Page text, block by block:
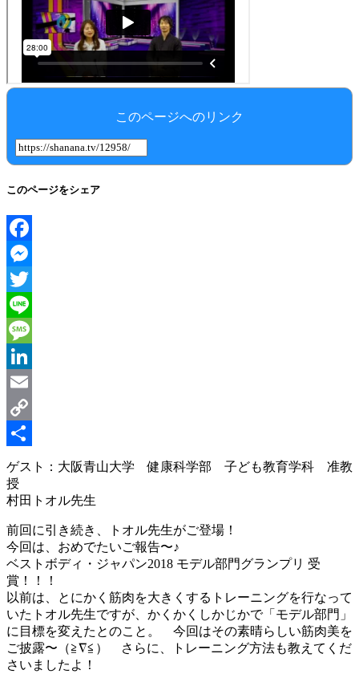
このページへのリンク
このページをシェア
Facebook
Messenger
Twitter
Line
Message
LinkedIn
Email
Copy
Link
共
有
ゲスト：大阪青山大学 健康科学部 子ども教育学科 准教
授
村田トオル先生
前回に引き続き、トオル先生がご登場！
今回は、おめでたいご報告〜♪
ベストボディ・ジャパン2018 モデル部門グランプリ 受
賞！！！
以前は、とにかく筋肉を大きくするトレーニングを行なって
いたトオル先生ですが、かくかくしかじかで「モデル部門」
に目標を変えたとのこと。 今回はその素晴らしい筋肉美を
ご披露〜（≧∇≦） さらに、トレーニング方法も教えてくだ
さいましたよ！